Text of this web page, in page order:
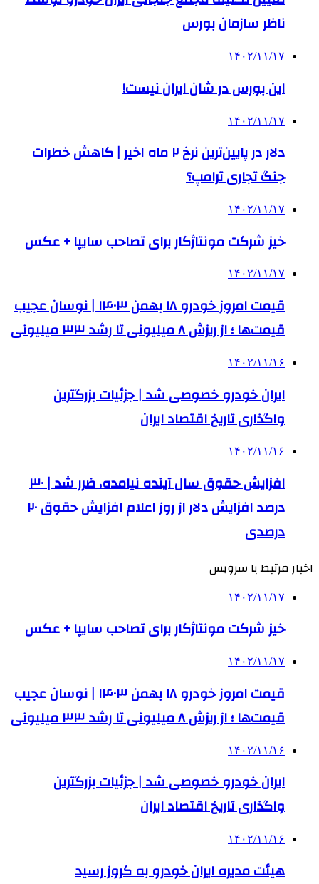
ناظر سازمان بورس
۱۴۰۲/۱۱/۱۷
این بورس در شان ایران نیست!
۱۴۰۲/۱۱/۱۷
دلار در پایین‌ترین نرخ ۲ ماه اخیر | کاهش خطرات
جنگ تجاری ترامپ؟
۱۴۰۲/۱۱/۱۷
خیز شرکت مونتاژکار برای تصاحب سایپا + عکس
۱۴۰۲/۱۱/۱۷
قیمت امروز خودرو ۱۸ بهمن ۱۴۰۳ | نوسان عجیب
قیمت‌ها ؛ از ریزش ۸ میلیونی تا رشد ۳۳ میلیونی
۱۴۰۲/۱۱/۱۶
ایران خودرو خصوصی شد | جزئیات بزرگترین
واگذاری تاریخ اقتصاد ایران
۱۴۰۲/۱۱/۱۶
افزایش حقوق سال آینده نیامده، ضرر شد | ۳۰
درصد افزایش دلار از روز اعلام افزایش حقوق ۲۰
درصدی
اخبار مرتبط با سرویس
۱۴۰۲/۱۱/۱۷
خیز شرکت مونتاژکار برای تصاحب سایپا + عکس
۱۴۰۲/۱۱/۱۷
قیمت امروز خودرو ۱۸ بهمن ۱۴۰۳ | نوسان عجیب
قیمت‌ها ؛ از ریزش ۸ میلیونی تا رشد ۳۳ میلیونی
۱۴۰۲/۱۱/۱۶
ایران خودرو خصوصی شد | جزئیات بزرگترین
واگذاری تاریخ اقتصاد ایران
۱۴۰۲/۱۱/۱۶
هیئت مدیره ایران خودرو به کروز رسید